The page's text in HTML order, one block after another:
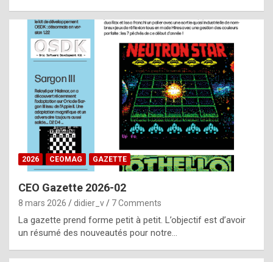
o
m
m
a
y
b
e
b
y
g
e
n
u
2026 CEOMAG GAZETTE
CEO Gazette 2026-02
8 mars 2026 didier_v 7 Comments
La gazette prend forme petit à petit. L’objectif est d’avoir
un résumé des nouveautés pour notre…